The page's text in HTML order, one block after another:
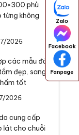
phù
từng không
2026
các mẫu đá
đẹp, sang,
tốt
2026
cung cấp
lát cho chuỗi
Zalo
Facebook
Fanpage